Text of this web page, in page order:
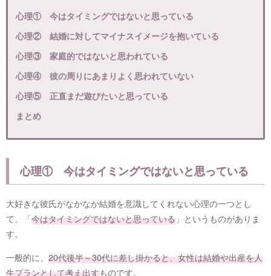
心理① 今はタイミングではないと思っている
心理② 結婚に対してマイナスイメージを抱いている
心理③ 家庭的ではないと思われている
心理④ 彼の周りにあまりよく思われていない
心理⑤ 正直まだ遊びたいと思っている
まとめ
心理① 今はタイミングではないと思っている
大好きな彼氏がなかなか結婚を意識してくれない心理の一つとし
て、「今はタイミングではないと思っている 」というものがありま
す。
一般的に、 20代後半～30代に差し掛かると、女性は結婚や出産を人
生プランとして考え出すものです。